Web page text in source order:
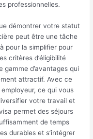
professionnelles.
démontrer votre statut
peut être une tâche
pour la simplifier pour
critères d’éligibilité
gamme d’avantages qui
attractif. Avec ce
ce qui vous
votre travail et
permet des séjours
de temps
durables et s’intégrer